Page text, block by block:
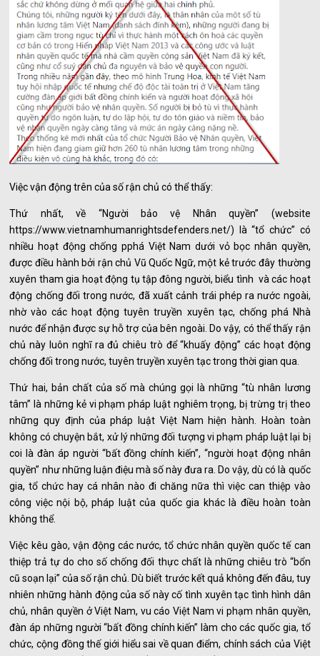
Việc vận động trên của số rận chủ có thể thấy:
Thứ nhất, về “Người bảo vệ Nhân quyền” (website
https://www.vietnamhumanrightsdefenders.net/) là “tổ chức” có
nhiều hoạt động chống pphá Việt Nam dưới vỏ bọc nhân quyền,
được điều hành bởi rận chủ Vũ Quốc Ngữ, một kẻ trước đây thường
xuyên tham gia hoạt động tụ tập đông người, biểu tình và các hoạt
động chống đối trong nước, đã xuất cảnh trái phép ra nước ngoài,
nhờ vào các hoạt động tuyên truyền xuyên tạc, chống phá Nhà
nước để nhận được sự hỗ trợ của bên ngoài. Do vậy, có thể thấy rận
chủ này luôn nghĩ ra đủ chiêu trò để “khuấy động” các hoạt động
chống đối trong nước, tuyên truyền xuyên tạc trong thời gian qua.
Thứ hai, bản chất của số mà chúng gọi là những “tù nhân lương
tâm” là những kẻ vi phạm pháp luật nghiêm trọng, bị trừng trị theo
những quy định của pháp luật Việt Nam hiện hành. Hoàn toàn
không có chuyện bắt, xử lý những đối tượng vi phạm pháp luật lại bị
coi là đàn áp người “bất đồng chính kiến”, “người hoạt động nhân
quyền” như những luận điệu mà số này đưa ra. Do vậy, dù có là quốc
gia, tổ chức hay cá nhân nào đi chăng nữa thì việc can thiệp vào
công việc nội bộ, pháp luật của quốc gia khác là điều hoàn toàn
không thể.
Việc kêu gào, vận động các nước, tổ chức nhân quyền quốc tế can
thiệp trả tự do cho số chống đối thực chất là những chiêu trò “bổn
cũ soạn lại” của số rận chủ. Dù biết trước kết quả không đến đâu, tuy
nhiên những hành động của số này cố tình xuyên tạc tình hình dân
chủ, nhân quyền ở Việt Nam, vu cáo Việt Nam vi phạm nhân quyền,
đàn áp những người “bất đồng chính kiến” làm cho các quốc gia, tổ
chức, cộng đồng thế giới hiểu sai về quan điểm, chính sách của Việt